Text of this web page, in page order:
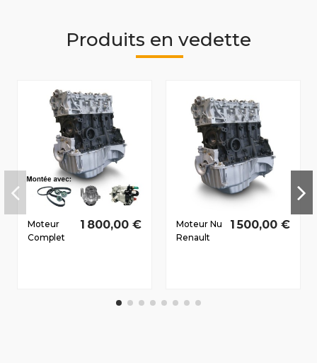
Produits en vedette
Moteur
Complet
1 800,00 €
Moteur Nu
Renault
50/68 CV
1 500,00 €